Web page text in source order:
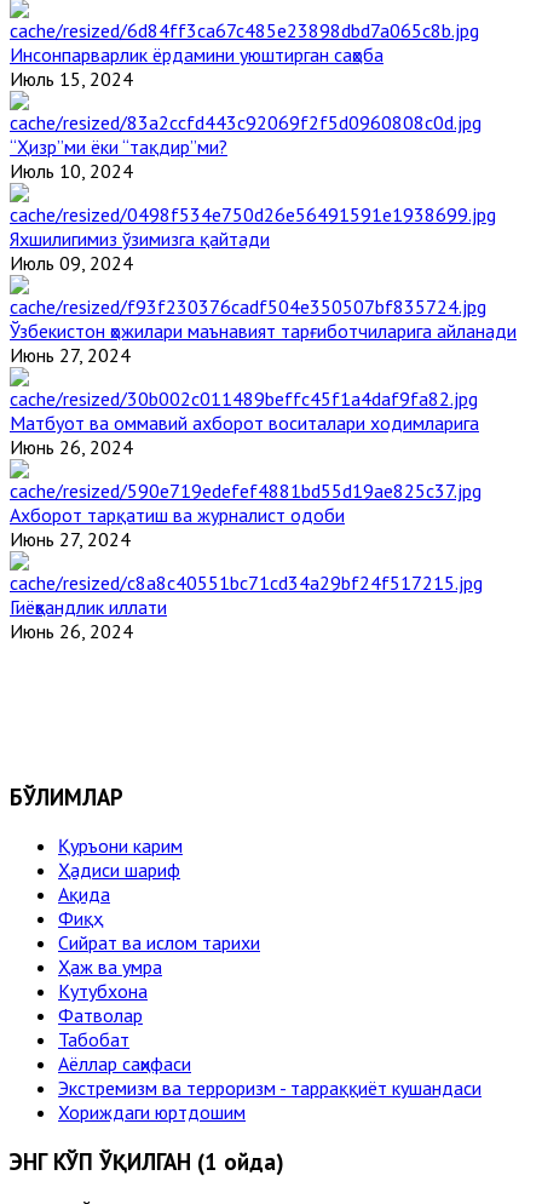
Инсонпарварлик ёрдамини уюштирган саҳоба
Июль 15, 2024
“Ҳизр”ми ёки “тақдир”ми?
Июль 10, 2024
Яхшилигимиз ўзимизга қайтади
Июль 09, 2024
Ўзбекистон ҳожилари маънавият тарғиботчиларига айланади
Июнь 27, 2024
Матбуот ва оммавий ахборот воситалари ходимларига
Июнь 26, 2024
Ахборот тарқатиш ва журналист одоби
Июнь 27, 2024
Гиёҳвандлик иллати
Июнь 26, 2024
БЎЛИМЛАР
Қуръони карим
Ҳадиси шариф
Ақида
Фиқҳ
Сийрат ва ислом тарихи
Ҳаж ва умра
Кутубхона
Фатволар
Табобат
Аёллар саҳифаси
Экстремизм ва терроризм - тарраққиёт кушандаси
Хориждаги юртдошим
ЭНГ КЎП ЎҚИЛГАН (1 ойда)